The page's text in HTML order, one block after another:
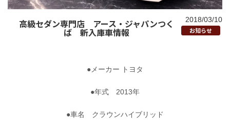
高級セダン専門店 アース・ジャパンつく
ば 新入庫車情報
2018/03/10
お知らせ
●メーカー トヨタ
●年式 2013年
●車名 クラウンハイブリッド